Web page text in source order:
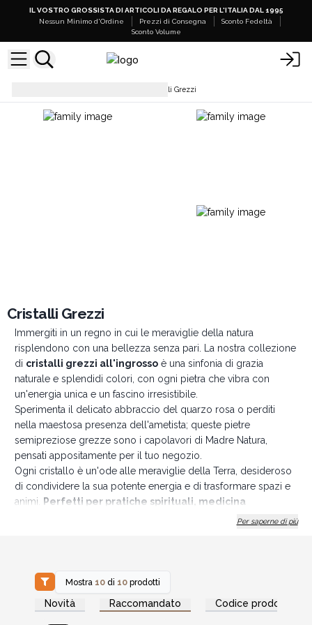
IL VOSTRO GROSSISTA DI ARTICOLI DA REGALO PER L'ITALIA DAL 1995
Nessun Minimo d'Ordine
Prezzi di Consegna
Sconto Fedeltà
Sconto Volume
Cristalli Grezzi
Cristalli Grezzi
Immergiti in un regno in cui le meraviglie della natura
risplendono con una bellezza senza pari. La nostra collezione
di cristalli grezzi all'ingrossoè una sinfonia di grazia
naturale e splendidi colori, con ogni pietra che vibra con
un'energia unica e un fascino irresistibile.
Sperimenta il delicato abbraccio del quarzo rosa o perditi
nella maestosa presenza dell'ametista; queste pietre
semipreziose grezze sono i capolavori di Madre Natura,
pensati appositamente per il tuo negozio.
Ogni cristallo è un'ode alle meraviglie della Terra, desideroso
di condividere la sua potente energia e di trasformare spazi e
animi. Perfetti per pratiche spirituali, medicina
piastre di
Addentratevi nel magico universo dei cristalli e lasciate che
questi gioielli grezzi ipnotizzino e coinvolgano la tua clientela.
Sfrutta questa opportunità e porta a casa l'incanto dei tesori
Per saperne di più
Mostra 10 di 10 prodotti
Novità Raccomandato Codice prodotto
Accedi per vedere
i prezzi all'ingrosso
Accedi per vedere
i prezzi all'ingrosso